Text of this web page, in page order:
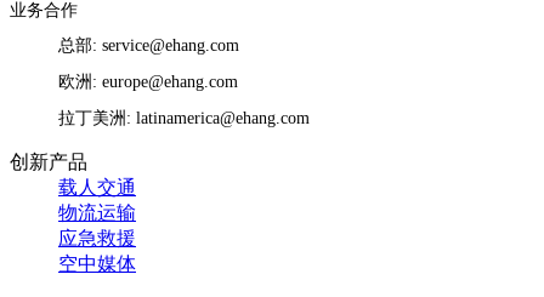
业务合作
总部: service@ehang.com
欧洲: europe@ehang.com
拉丁美洲: latinamerica@ehang.com
创新产品
载人交通
物流运输
应急救援
空中媒体